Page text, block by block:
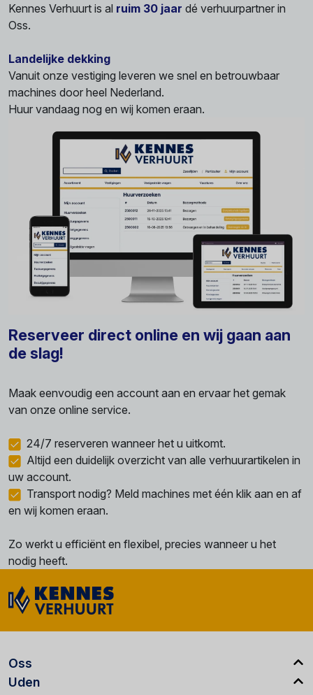
Kennes Verhuurt is al ruim 30 jaar dé verhuurpartner in
Oss.
Landelijke dekking
Vanuit onze vestiging leveren we snel en betrouwbaar
machines door heel Nederland.
Huur vandaag nog en wij komen eraan.
Reserveer direct online en wij gaan aan
de slag!
Maak eenvoudig een account aan en ervaar het gemak
van onze online service.
24/7 reserveren wanneer het u uitkomt.
Altijd een duidelijk overzicht van alle verhuurartikelen in
uw account.
Transport nodig? Meld machines met één klik aan en af
en wij komen eraan.
Zo werkt u efficiënt en flexibel, precies wanneer u het
nodig heeft.
Oss
Uden